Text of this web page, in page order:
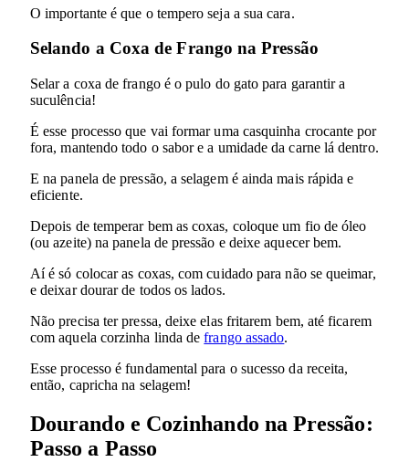
O importante é que o tempero seja a sua cara.
Selando a Coxa de Frango na Pressão
Selar a coxa de frango é o pulo do gato para garantir a
suculência!
É esse processo que vai formar uma casquinha crocante por
fora, mantendo todo o sabor e a umidade da carne lá dentro.
E na panela de pressão, a selagem é ainda mais rápida e
eficiente.
Depois de temperar bem as coxas, coloque um fio de óleo
(ou azeite) na panela de pressão e deixe aquecer bem.
Aí é só colocar as coxas, com cuidado para não se queimar,
e deixar dourar de todos os lados.
Não precisa ter pressa, deixe elas fritarem bem, até ficarem
com aquela corzinha linda defrango assado.
Esse processo é fundamental para o sucesso da receita,
então, capricha na selagem!
Dourando e Cozinhando na Pressão:
Passo a Passo